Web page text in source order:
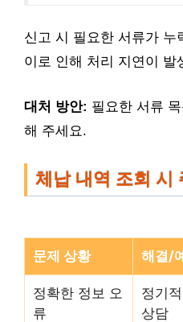
신고 시 필요한 서류가 누
이로 인해 처리 지연이 발
대처 방안: 필요한 서류
해 주세요.
체납 내역 조회 시
문제 상황 해결/
정확한 정보 오
류
정기
상담